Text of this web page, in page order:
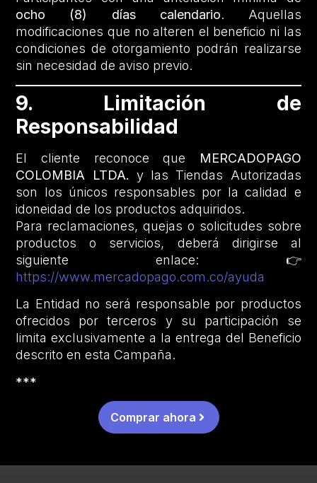
ocho (8) días calendario. Aquellas
modificaciones que no alteren el beneficio ni las
condiciones de otorgamiento podrán realizarse
sin necesidad de aviso previo.
9. Limitación de
Responsabilidad
El cliente reconoce que
MERCADOPAGO
COLOMBIA LTDA. y las Tiendas Autorizadas
son los únicos responsables por la calidad e
idoneidad de los productos adquiridos.
Para reclamaciones, quejas o solicitudes sobre
productos o servicios, deberá dirigirse al
siguiente enlace: 👉
https://www.mercadopago.com.co/ayuda
La Entidad no será responsable por productos
ofrecidos por terceros y su participación se
limita exclusivamente a la entrega del Beneficio
descrito en esta Campaña.
***
Comprar ahora